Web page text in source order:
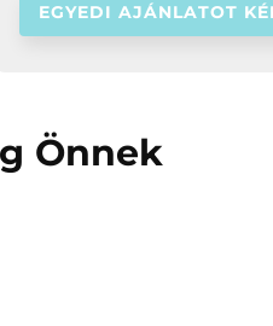
EGYEDI AJÁNLATOT
Önnek